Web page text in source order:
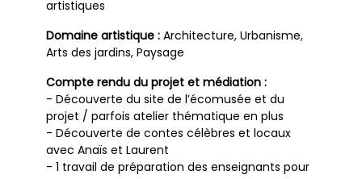
artistiques
Domaine artistique : Architecture, Urbanisme,
Arts des jardins, Paysage
Compte rendu du projet et médiation :
- Découverte du site de l’écomusée et du
projet / parfois atelier thématique en plus
- Découverte de contes célèbres et locaux
avec Anaïs et Laurent
- 1 travail de préparation des enseignants pour